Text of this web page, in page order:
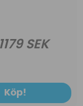
SEK
Köp!